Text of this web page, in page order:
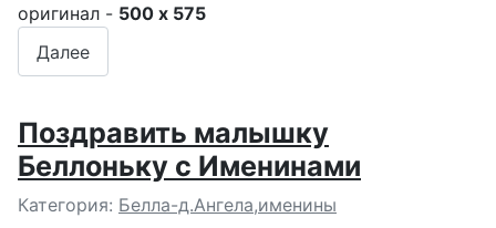
оригинал - 500 x 575
Далее
Поздравить малышку
Беллоньку с Именинами
Подробности
Категория: Белла-д.Ангела,именины